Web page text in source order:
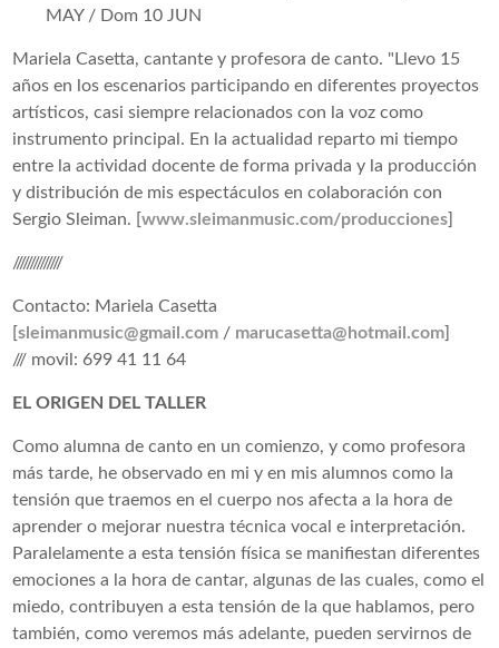
MAY / Dom 10 JUN
Mariela Casetta, cantante y profesora de canto. "Llevo 15
años en los escenarios participando en diferentes proyectos
artísticos, casi siempre relacionados con la voz como
instrumento principal. En la actualidad reparto mi tiempo
entre la actividad docente de forma privada y la producción
y distribución de mis espectáculos en colaboración con
Sergio Sleiman. [www.sleimanmusic.com/producciones
//////////////
Contacto: Mariela Casetta
[sleimanmusic@gmail.com / marucasetta@hotmail.com
/// movil: 699 41 11 64
EL ORIGEN DEL TALLER
Como alumna de canto en un comienzo, y como profesora
más tarde, he observado en mi y en mis alumnos como la
tensión que traemos en el cuerpo nos afecta a la hora de
aprender o mejorar nuestra técnica vocal e interpretación.
Paralelamente a esta tensión física se manifiestan diferentes
emociones a la hora de cantar, algunas de las cuales, como el
miedo, contribuyen a esta tensión de la que hablamos, pero
también, como veremos más adelante, pueden servirnos de